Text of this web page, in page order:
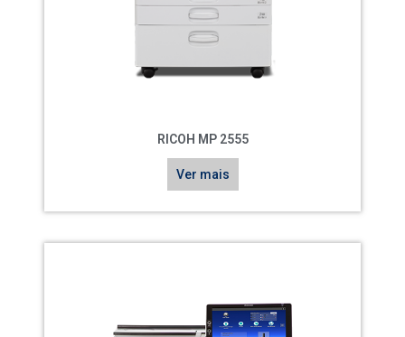
RICOH MP 2555
Ver mais